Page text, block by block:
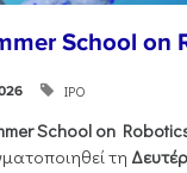
School on
ΙΡΟ
School on
τη